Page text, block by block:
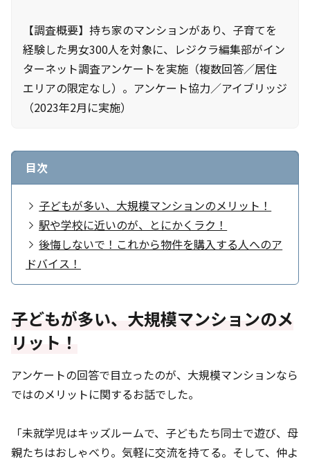
【調査概要】持ち家のマンションがあり、子育てを
経験した男女300人を対象に、レジクラ編集部がイン
ターネット調査アンケートを実施（複数回答／居住
エリアの限定なし）。アンケート協力／アイブリッジ
（2023年2月に実施）
目次
子どもが多い、大規模マンションのメリット！
駅や学校に近いのが、とにかくラク！
後悔しないで！これから物件を購入する人へのア
ドバイス！
子どもが多い、大規模マンションのメ
リット！
アンケートの回答で目立ったのが、大規模マンションなら
ではのメリットに関するお話でした。
「未就学児はキッズルームで、子どもたち同士で遊び、母
親たちはおしゃべり。気軽に交流を持てる。そして、仲よ